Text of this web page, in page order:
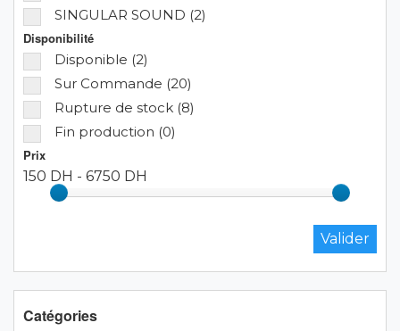
SINGULAR SOUND (2)
Disponibilité
Disponible (2)
Sur Commande (20)
Rupture de stock (8)
Fin production (0)
Prix
150 DH - 6750 DH
Catégories